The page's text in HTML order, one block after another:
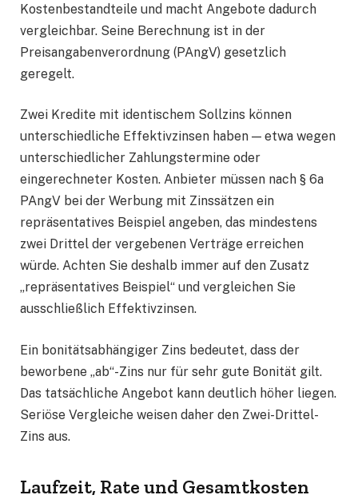
Kostenbestandteile und macht Angebote dadurch
vergleichbar. Seine Berechnung ist in der
Preisangabenverordnung (PAngV) gesetzlich
geregelt.
Zwei Kredite mit identischem Sollzins können
unterschiedliche Effektivzinsen haben — etwa wegen
unterschiedlicher Zahlungstermine oder
eingerechneter Kosten. Anbieter müssen nach § 6a
PAngV bei der Werbung mit Zinssätzen ein
repräsentatives Beispiel angeben, das mindestens
zwei Drittel der vergebenen Verträge erreichen
würde. Achten Sie deshalb immer auf den Zusatz
„repräsentatives Beispiel“ und vergleichen Sie
ausschließlich Effektivzinsen.
Ein bonitätsabhängiger Zins bedeutet, dass der
beworbene „ab“-Zins nur für sehr gute Bonität gilt.
Das tatsächliche Angebot kann deutlich höher liegen.
Seriöse Vergleiche weisen daher den Zwei-Drittel-
Zins aus.
Laufzeit, Rate und Gesamtkosten